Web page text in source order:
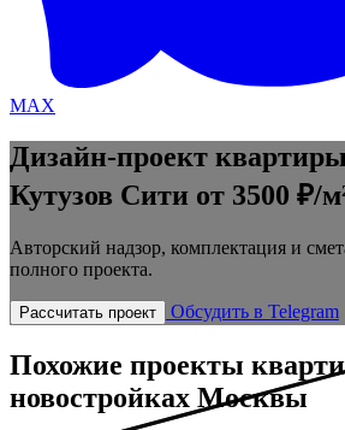
MAX
Дизайн-проект
Кутузов Сити от 3500 ₽/
Авторский надзор, комплектация и
полного проекта.
Рассчитать проект Обсудить в Telegram
Похожие проекты
новостройках Москвы